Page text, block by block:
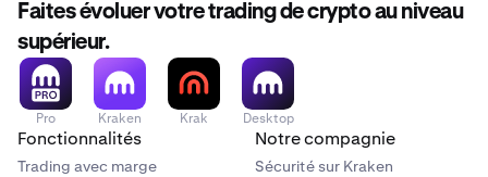
Faites évoluer votre trading de crypto au niveau
supérieur.
Pro Kraken Krak Desktop
Fonctionnalités
Trading avec marge
Notre compagnie
Sécurité sur Kraken